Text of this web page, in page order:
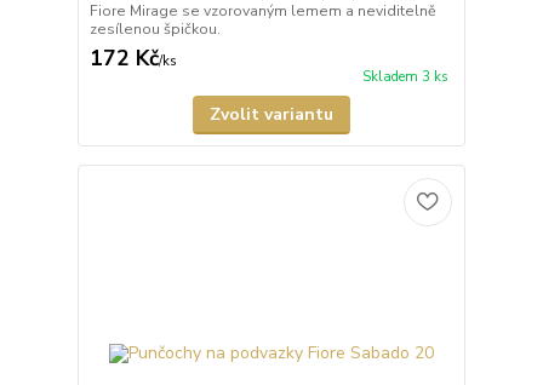
Fiore Mirage se vzorovaným lemem a neviditelně
zesílenou špičkou.
172 Kč/ks
Skladem 3 ks
Zvolit variantu